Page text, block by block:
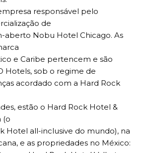
responsável pelo
de
aberto Nobu Hotel Chicago. As
e Caribe pertencem e são
Hotels, sob o regime de
acordado com a Hard Rock
estão o Hard Rock Hotel &
(o
Hotel all-inclusive do mundo), na
e as propriedades no México: